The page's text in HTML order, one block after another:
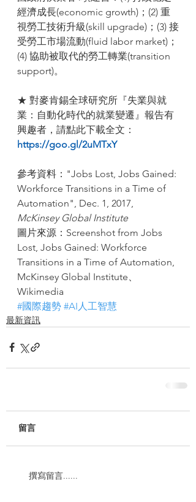
經濟成長(economic growth)；(2) 重
視勞工技術升級(skill upgrade)；(3) 接
受勞工市場流動(fluid labor market)；
(4) 協助被取代的勞工轉業(transition
support)。
★ 對麥肯錫全球研究所『失業與就
業：自動化時代的就業變遷』報告有
興趣者，請點此下載全文：
https://goo.gl/2uMTxY
參考資料："Jobs Lost, Jobs Gained:
Workforce Transitions in a Time of
Automation", Dec. 1, 2017,
McKinsey Global Institute
圖片來源：Screenshot from Jobs
Lost, Jobs Gained: Workforce
Transitions in a Time of Automation,
McKinsey Global Institute、
Wikimedia
#國際趨勢 #AI人工智慧
最新資訊
留言
撰寫留言......